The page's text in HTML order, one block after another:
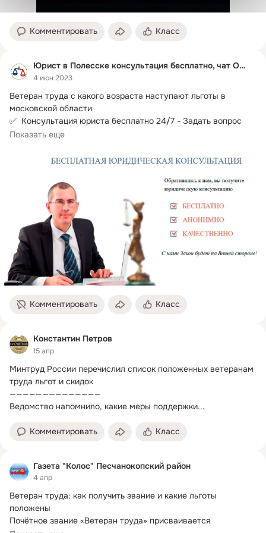
Комментировать Класс
Юрист в Полесске консультация бесплатно, чат Онлай
4 июн 2023
Ветеран труда с какого возраста наступают льготы в
московской области
✅  Консультация юриста бесплатно 24/7 - Задать вопрос
онлайн!
Показать еще
Комментировать Класс
Константин Петров
15 апр
Минтруд России перечислил список положенных ветеранам
труда льгот и скидок
——————————————
Ведомство напомнило, какие меры поддержки...
Комментировать Класс
Газета "Колос" Песчанокопский район
4 апр
Ветеран труда: как получить звание и какие льготы
положены
Почётное звание «Ветеран труда» присваивается